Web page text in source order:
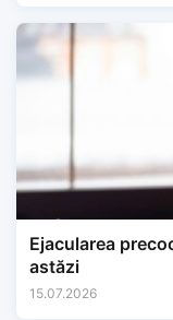
Ejacularea
astăzi
15.07.2026